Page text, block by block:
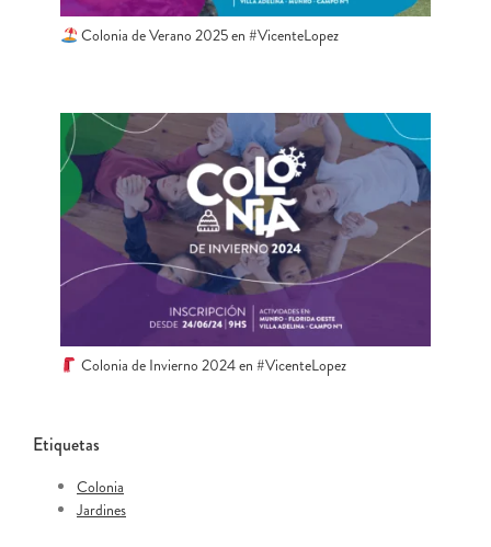
Colonia de Verano 2025 en #VicenteLopez
Colonia de Invierno 2024 en #VicenteLopez
Etiquetas
Colonia
Jardines